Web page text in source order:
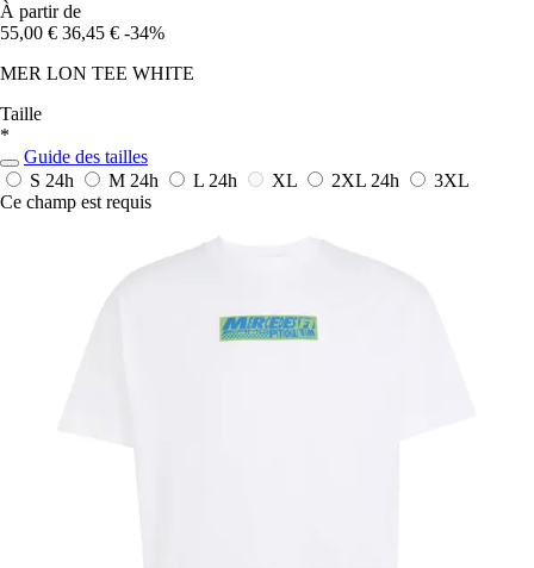
À partir de
55,00 € 36,45 € -34%
MER LON TEE WHITE
Taille
*
Guide des tailles
S 24h M 24h L 24h XL 2XL 24h
3XL
Ce champ est requis